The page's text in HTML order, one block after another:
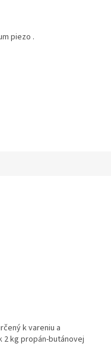
piezo .
k vareniu a
2 kg propán-butánovej